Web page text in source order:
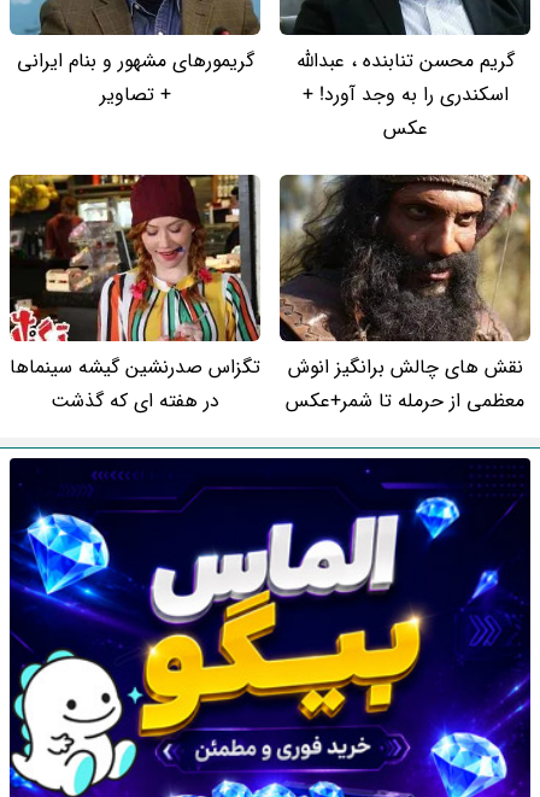
گریم محسن تنابنده ، عبدالله
اسکندری را به وجد آورد! +
عکس
گریمورهای مشهور و بنام ایرانی
+ تصاویر
نقش های چالش برانگیز انوش
معظمی از حرمله تا شمر+عکس
تگزاس صدرنشین گیشه سینماها
در هفته ای که گذشت